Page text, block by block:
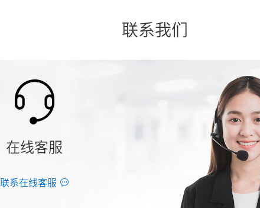
联系我们
在线客服
联系在线客服